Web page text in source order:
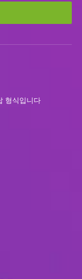
형식입니다